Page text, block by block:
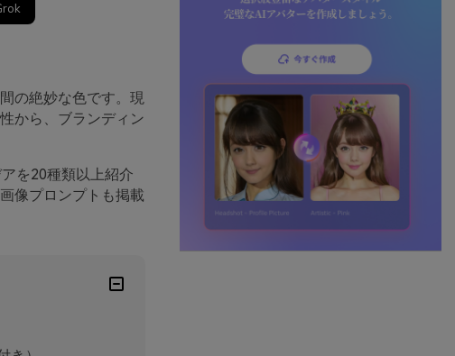
の絶妙な色です。現
から、ブランディン
を20種類以上紹介
像プロンプトも掲載